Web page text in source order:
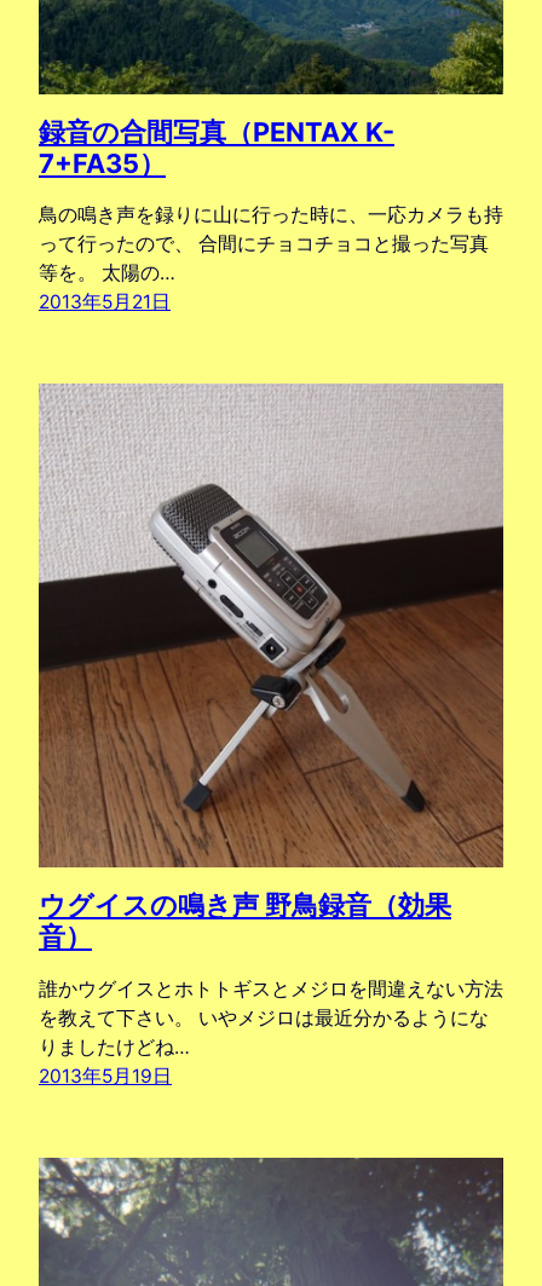
録音の合間写真（PENTAX K-
7+FA35）
鳥の鳴き声を録りに山に行った時に、一応カメラも持
って行ったので、 合間にチョコチョコと撮った写真
等を。 太陽の…
2013年5月21日
ウグイスの鳴き声 野鳥録音（効果
音）
誰かウグイスとホトトギスとメジロを間違えない方法
を教えて下さい。 いやメジロは最近分かるようにな
りましたけどね…
2013年5月19日